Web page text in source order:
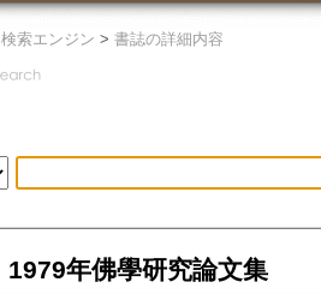
検索エンジン > 書誌の詳細内容
1979年佛學研究論文集